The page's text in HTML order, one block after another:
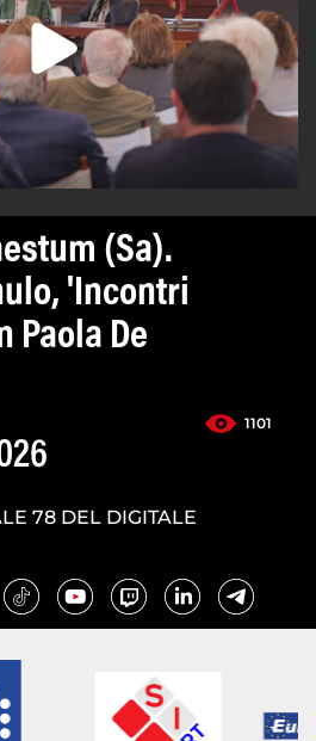
(Sa).
'Incontri
Paola De
1101
78 DEL DIGITALE